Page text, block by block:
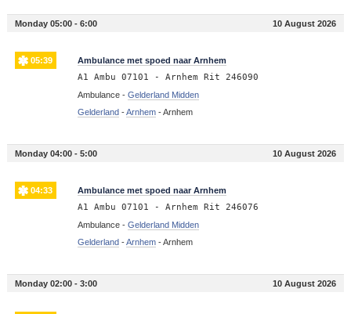
Monday 05:00 - 6:00 10 August 2026
05:39 Ambulance met spoed naar Arnhem
A1 Ambu 07101 - Arnhem Rit 246090
Ambulance - Gelderland Midden
Gelderland-Arnhem-Arnhem
Monday 04:00 - 5:00 10 August 2026
04:33 Ambulance met spoed naar Arnhem
A1 Ambu 07101 - Arnhem Rit 246076
Ambulance - Gelderland Midden
Gelderland-Arnhem-Arnhem
Monday 02:00 - 3:00 10 August 2026